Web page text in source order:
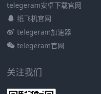
telegeram安卓下载官网
纸飞机官网
telegeram加速器
telegeram官网
关注我们